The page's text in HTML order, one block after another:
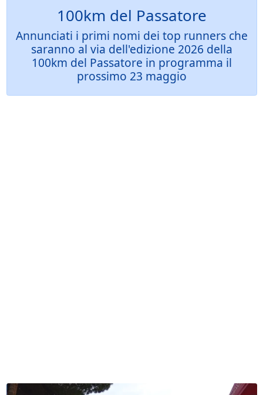
100km del Passatore
Annunciati i primi nomi dei top runners che
saranno al via dell'edizione 2026 della
100km del Passatore in programma il
prossimo 23 maggio